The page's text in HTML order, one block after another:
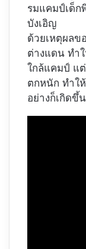
รมแคมป์เด็ก
บังเอิญ
ด้วยเหตุผลข
ต่างแดน ทำ
ใกล้แคมป์ แ
ตกหนัก ทำใ
อย่างก็เกิดขึ้น